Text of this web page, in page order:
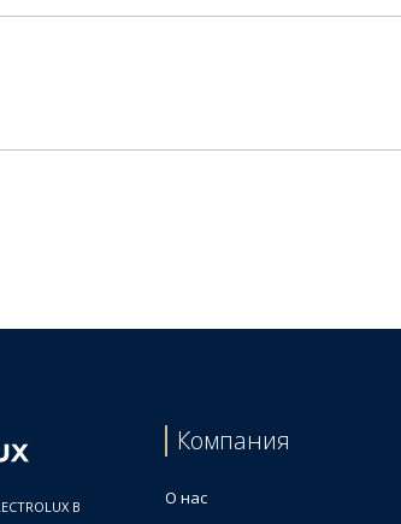
В
Компания
О нас